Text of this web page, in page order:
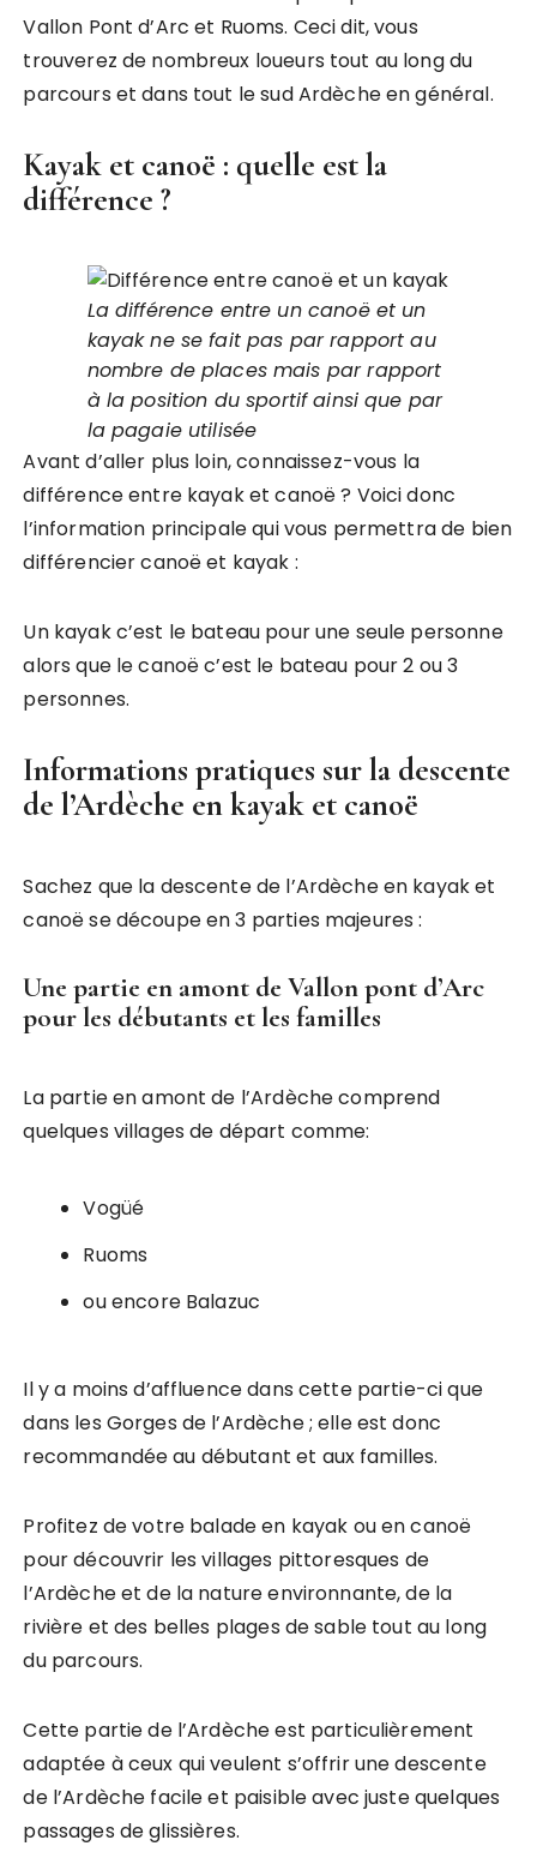
Vallon Pont d’Arc et Ruoms. Ceci dit, vous
trouverez de nombreux loueurs tout au long du
parcours et dans tout le sud Ardèche en général.
Kayak et canoë : quelle est la
différence ?
La différence entre un canoë et un
kayak ne se fait pas par rapport au
nombre de places mais par rapport
à la position du sportif ainsi que par
la pagaie utilisée
Avant d’aller plus loin, connaissez-vous la
différence entre kayak et canoë ? Voici donc
l’information principale qui vous permettra de bien
différencier canoë et kayak :
Un kayak c’est le bateau pour une seule personne
alors que le canoë c’est le bateau pour 2 ou 3
personnes.
Informations pratiques sur la descente
de l’Ardèche en kayak et canoë
Sachez que la descente de l’Ardèche en kayak et
canoë se découpe en 3 parties majeures :
Une partie en amont de Vallon pont d’Arc
pour les débutants et les familles
La partie en amont de l’Ardèche comprend
quelques villages de départ comme:
Vogüé
Ruoms
ou encore Balazuc
Il y a moins d’affluence dans cette partie-ci que
dans les Gorges de l’Ardèche ; elle est donc
recommandée au débutant et aux familles.
Profitez de votre balade en kayak ou en canoë
pour découvrir les villages pittoresques de
l’Ardèche et de la nature environnante, de la
rivière et des belles plages de sable tout au long
du parcours.
Cette partie de l’Ardèche est particulièrement
adaptée à ceux qui veulent s’offrir une descente
de l’Ardèche facile et paisible avec juste quelques
passages de glissières.